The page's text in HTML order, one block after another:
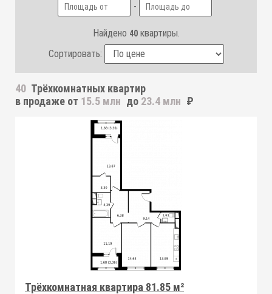
-
Найдено 40квартиры.
Сортировать:
40 Трёхкомнатных квартир
в продаже от 15.5 млн до 23.4 млн ₽
Трёхкомнатная квартира 81.85 м²